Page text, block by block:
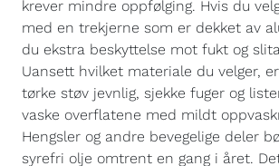
krever mindre oppfølging. Hvis du
med en trekjerne som er dekket av
du ekstra beskyttelse mot fukt og
Uansett hvilket materiale du velger,
tørke støv jevnlig, sjekke fuger og
vaske overflatene med mildt
Hengsler og andre bevegelige deler
syrefri olje omtrent en gang i året.